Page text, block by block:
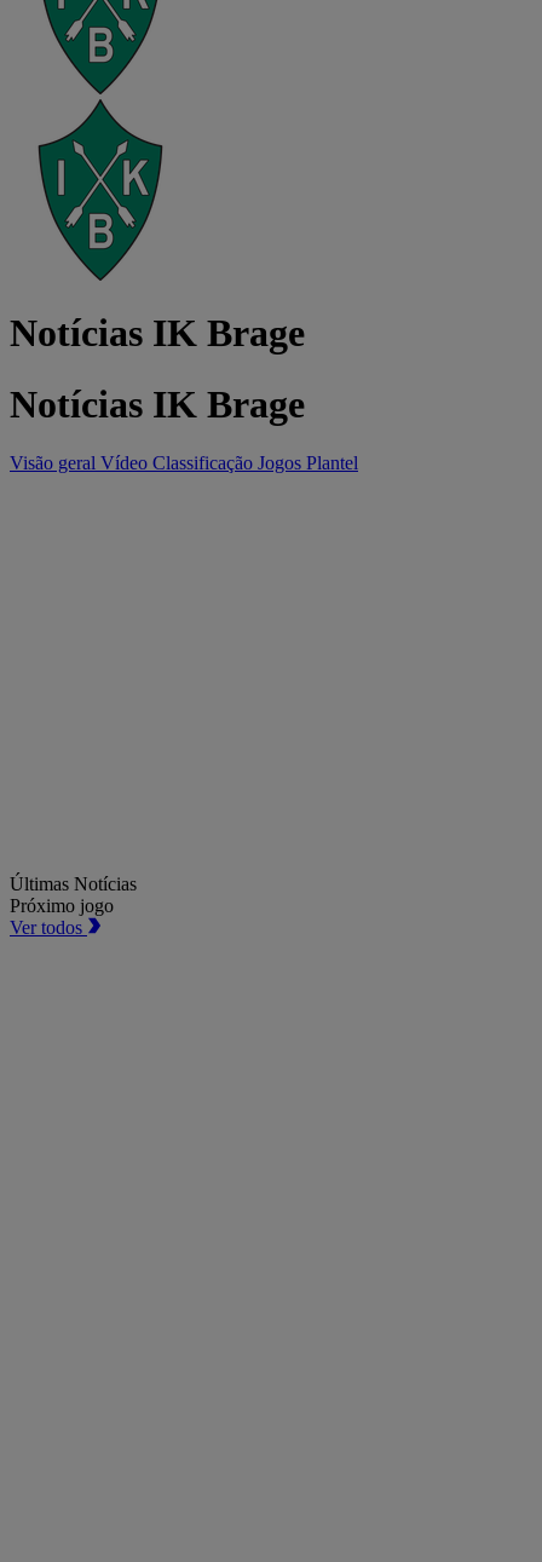
Notícias IK Brage
Notícias IK Brage
Visão geral Vídeo Classificação Jogos Plantel
Últimas Notícias
Próximo jogo
Ver todos